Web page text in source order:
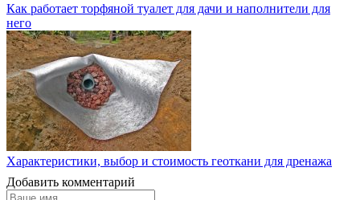
Как работает торфяной туалет для дачи и наполнители для
него
Характеристики, выбор и стоимость геоткани для дренажа
Добавить комментарий